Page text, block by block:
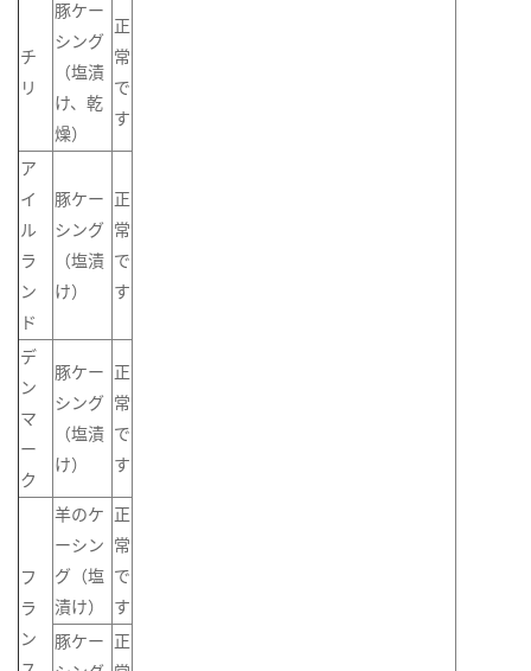
チ
リ
豚ケー
シング
（塩漬
け、乾
燥）
正
常
で
す
ア
イ
ル
ラ
ン
ド
豚ケー
シング
（塩漬
け）
正
常
で
す
デ
ン
マ
ー
ク
豚ケー
シング
（塩漬
け）
正
常
で
す
フ
ラ
ン
羊のケ
ーシン
グ（塩
漬け）
正
常
で
す
豚ケー
正